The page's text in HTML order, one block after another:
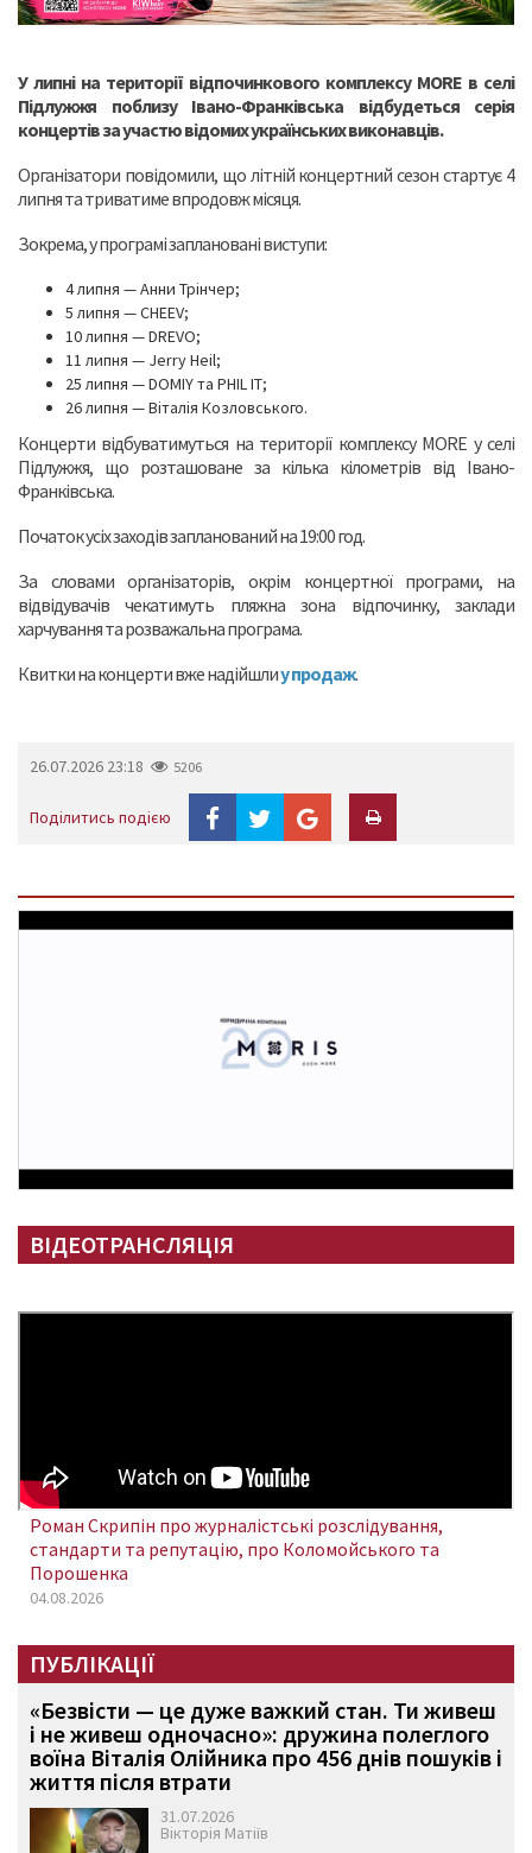
У липні на території відпочинкового комплексу MORE в селі
Підлужжя поблизу Івано-Франківська відбудеться серія
концертів за участю відомих українських виконавців.
Організатори повідомили, що літній концертний сезон стартує 4
липня та триватиме впродовж місяця.
Зокрема, у програмі заплановані виступи:
4 липня — Анни Трінчер;
5 липня — CHEEV;
10 липня — DREVO;
11 липня — Jerry Heil;
25 липня — DOMIY та PHIL IT;
26 липня — Віталія Козловського.
Концерти відбуватимуться на території комплексу MORE у селі
Підлужжя, що розташоване за кілька кілометрів від Івано-
Франківська.
Початок усіх заходів запланований на 19:00 год.
За словами організаторів, окрім концертної програми, на
відвідувачів чекатимуть пляжна зона відпочинку, заклади
харчування та розважальна програма.
Квитки на концерти вже надійшлиу продаж.
26.07.2026 23:18 5206
Поділитись подією
ВІДЕОТРАНСЛЯЦІЯ
Роман Скрипін про журналістські розслідування,
стандарти та репутацію, про Коломойського та
Порошенка
04.08.2026
ПУБЛІКАЦІЇ
«Безвісти — це дуже важкий стан. Ти живеш
і не живеш одночасно»: дружина полеглого
воїна Віталія Олійника про 456 днів пошуків і
життя після втрати
31.07.2026
Вікторія Матіїв